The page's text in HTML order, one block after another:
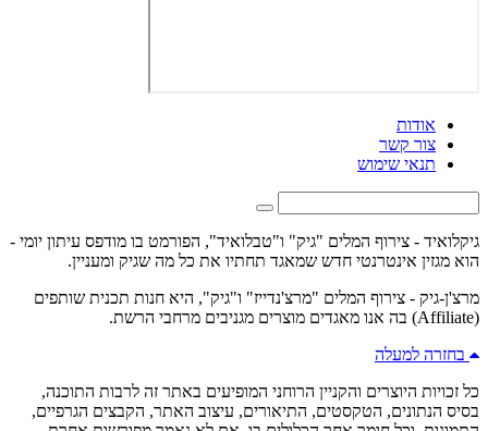
אודות
צור קשר
תנאי שימוש
גיקלואיד - צירוף המלים "גיק" ו"טבלואיד", הפורמט בו מודפס עיתון יומי -
הוא מגזין אינטרנטי חדש שמאגד תחתיו את כל מה שגיק ומעניין.
מרצ'ן-גיק - צירוף המלים "מרצ'נדייז" ו"גיק", היא חנות תכנית שותפים
(Affiliate) בה אנו מאגדים מוצרים מגניבים מרחבי הרשת.
בחזרה למעלה
כל זכויות היוצרים והקניין הרוחני המופיעים באתר זה לרבות התוכנה,
בסיס הנתונים, הטקסטים, התיאורים, עיצוב האתר, הקבצים הגרפיים,